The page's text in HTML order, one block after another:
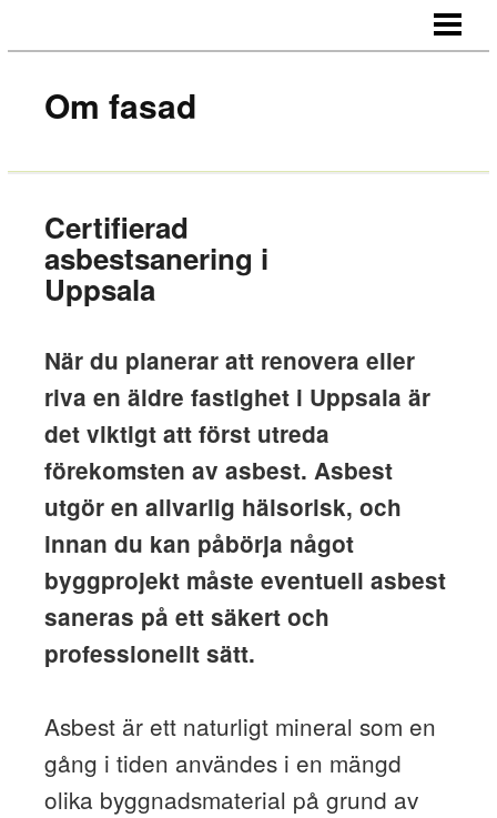
KONTAKT
Om fasad
Certifierad
asbestsanering i
Uppsala
När du planerar att renovera eller
riva en äldre fastighet i Uppsala är
det viktigt att först utreda
förekomsten av asbest. Asbest
utgör en allvarlig hälsorisk, och
innan du kan påbörja något
byggprojekt måste eventuell asbest
saneras på ett säkert och
professionellt sätt.
Asbest är ett naturligt mineral som en
gång i tiden användes i en mängd
olika byggnadsmaterial på grund av